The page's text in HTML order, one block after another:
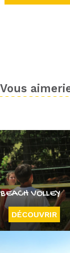
Vous
BEACH VOLLEY
DÉCOUVRIR